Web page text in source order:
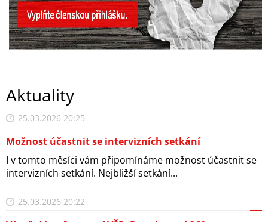
Aktuality
25.03.2026 20:25
Možnost účastnit se intervizních setkání
I v tomto měsíci vám připomínáme možnost účastnit se
intervizních setkání. Nejbližší setkání...
25.03.2026 20:22